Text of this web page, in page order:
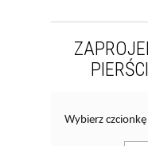
Wybierz czcionkę